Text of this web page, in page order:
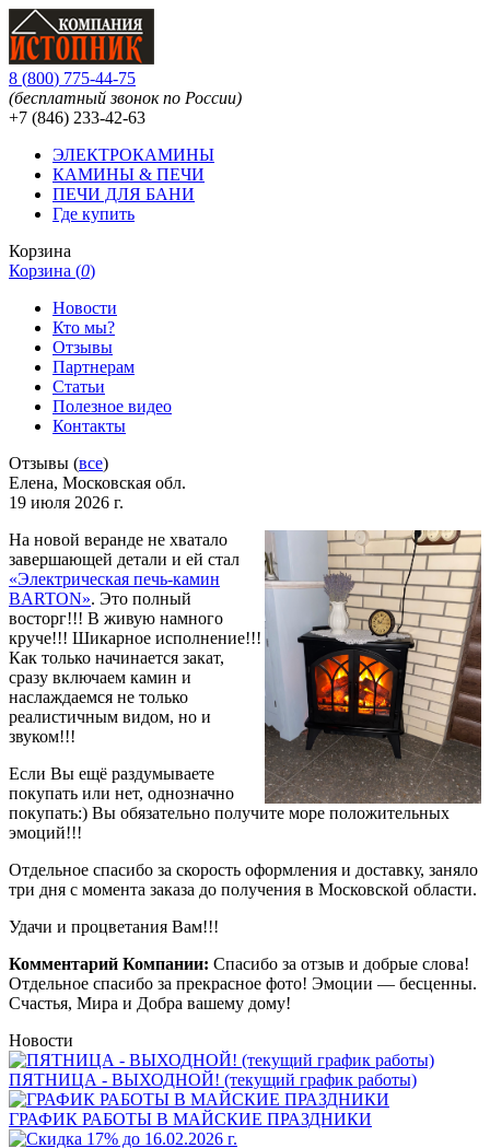
8 (800) 775-44-75
(бесплатный звонок по России)
+7 (846) 233-42-63
ЭЛЕКТРОКАМИНЫ
КАМИНЫ & ПЕЧИ
ПЕЧИ ДЛЯ БАНИ
Где купить
Корзина
Корзина (0)
Новости
Кто мы?
Отзывы
Партнерам
Статьи
Полезное видео
Контакты
Отзывы (все)
Елена, Московская обл.
19 июля 2026 г.
На новой веранде не хватало
завершающей детали и ей стал
«Электрическая печь-камин
BARTON». Это полный
восторг!!! В живую намного
круче!!! Шикарное исполнение!!!
Как только начинается закат,
сразу включаем камин и
наслаждаемся не только
реалистичным видом, но и
звуком!!!
Если Вы ещё раздумываете
покупать или нет, однозначно
покупать:) Вы обязательно получите море положительных
эмоций!!!
Отдельное спасибо за скорость оформления и доставку, заняло
три дня с момента заказа до получения в Московской области.
Удачи и процветания Вам!!!
Комментарий Компании: Спасибо за отзыв и добрые слова!
Отдельное спасибо за прекрасное фото! Эмоции — бесценны.
Счастья, Мира и Добра вашему дому!
Новости
ПЯТНИЦА - ВЫХОДНОЙ! (текущий график работы)
ГРАФИК РАБОТЫ В МАЙСКИЕ ПРАЗДНИКИ